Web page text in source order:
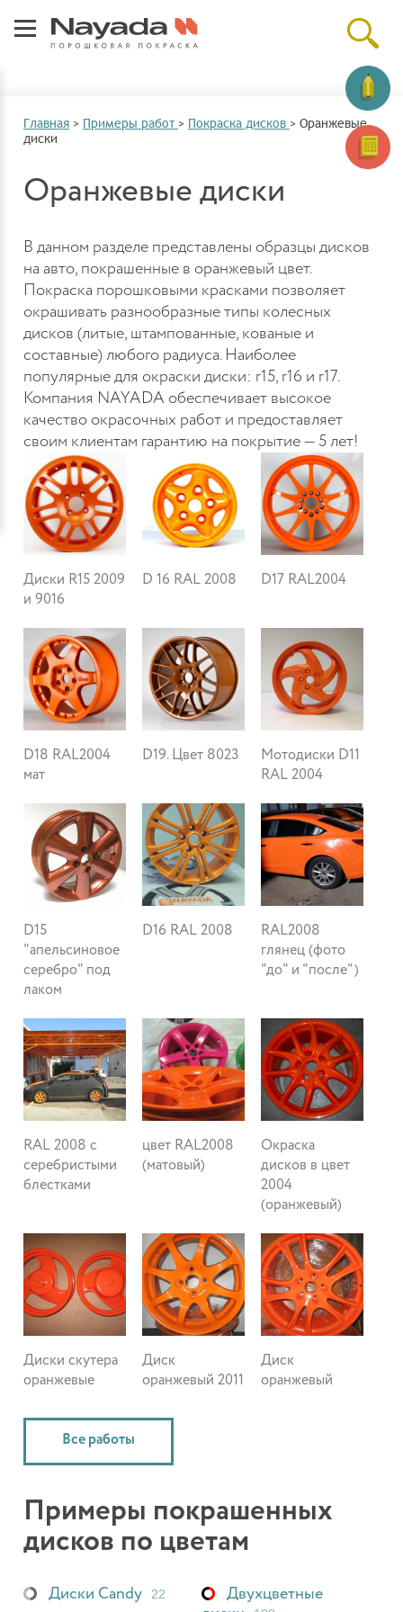
Главная > Примеры работ > Покраска дисков > Оранжевые
диски
Оранжевые диски
В данном разделе представлены образцы дисков
на авто, покрашенные в оранжевый цвет.
Покраска порошковыми красками позволяет
окрашивать разнообразные типы колесных
дисков (литые, штампованные, кованые и
составные) любого радиуса. Наиболее
популярные для окраски диски: r15, r16 и r17.
Компания NAYADA обеспечивает высокое
качество окрасочных работ и предоставляет
своим клиентам гарантию на покрытие — 5 лет!
Диски R15 2009
и 9016
D 16 RAL 2008 D17 RAL2004
D18 RAL2004
мат
D19. Цвет 8023
Мотодиски D11
RAL 2004
D15
"апельсиновое
серебро" под
лаком
D16 RAL 2008
RAL2008
глянец (фото
"до" и "после")
RAL 2008 с
серебристыми
блестками
цвет RAL2008
(матовый)
Окраска
дисков в цвет
2004
(оранжевый)
Диски скутера
оранжевые
Диск
оранжевый 2011
Диск
оранжевый
Все работы
Примеры покрашенных
дисков по цветам
Диски Candy 22
Двухцветные